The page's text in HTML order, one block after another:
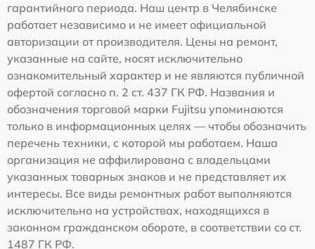
гарантийного периода. Наш центр в Челябинске
работает независимо и не имеет официальной
авторизации от производителя. Цены на ремонт,
указанные на сайте, носят исключительно
ознакомительный характер и не являются публичной
офертой согласно п. 2 ст. 437 ГК РФ. Названия и
обозначения торговой марки Fujitsu упоминаются
только в информационных целях — чтобы обозначить
перечень техники, с которой мы работаем. Наша
организация не аффилирована с владельцами
указанных товарных знаков и не представляет их
интересы. Все виды ремонтных работ выполняются
исключительно на устройствах, находящихся в
законном гражданском обороте, в соответствии со ст.
1487 ГК РФ.